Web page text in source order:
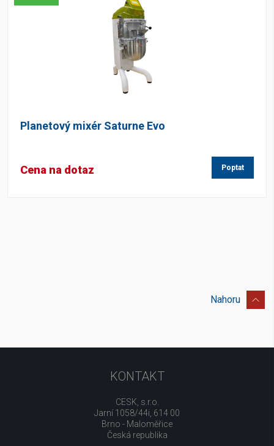
Planetový mixér Saturne Evo
Cena na dotaz Poptat
Nahoru
KONTAKT
CESK, s.r.o.
Jarní 1058/44i, 614 00
Brno - Maloměřice
Česká republika